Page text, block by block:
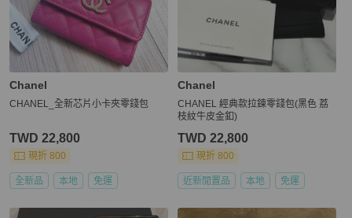
Chanel
CHANEL_全新芯片小卡夾零錢包
TWD 22,800
現折 800
全新品 本地 免運
Chanel
CHANEL 經典款拉鍊零錢包(黑色 荔
枝紋牛皮金釦)
TWD 22,800
現折 800
近新閒置品 本地 免運